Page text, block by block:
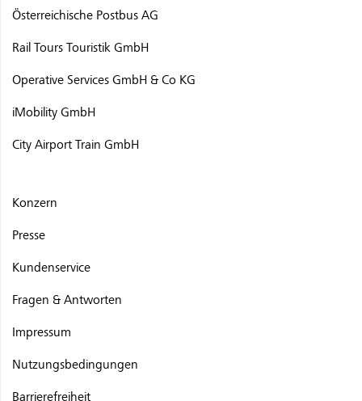
Österreichische Postbus AG
Rail Tours Touristik GmbH
Operative Services GmbH & Co KG
iMobility GmbH
City Airport Train GmbH
Konzern
Presse
Kundenservice
Fragen & Antworten
Impressum
Nutzungsbedingungen
Barrierefreiheit